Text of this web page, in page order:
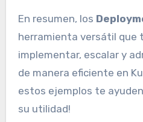
En resumen, los
herramienta versátil que
implementar, escalar y
de manera eficiente en
estos ejemplos te
su utilidad!